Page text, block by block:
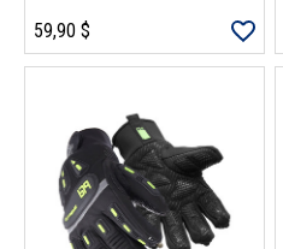
59,90 $